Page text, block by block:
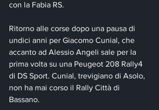
con la Fabia RS.
Ritorno alle corse dopo una pausa di
undici anni per Giacomo Cunial, che
accanto ad Alessio Angeli sale per la
prima volta su una Peugeot 208 Rally4
di DS Sport. Cunial, trevigiano di Asolo,
non ha mai corso il Rally Città di
Bassano.